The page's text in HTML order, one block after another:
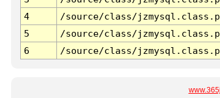
4
/source/class/
5
/source/class/
6
/source/class/